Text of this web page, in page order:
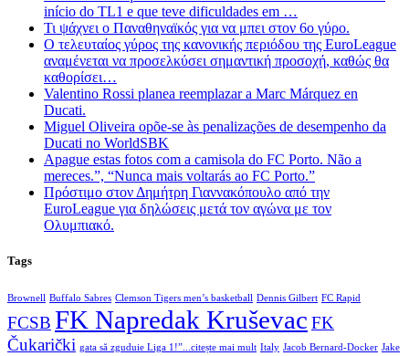
início do TL1 e que teve dificuldades em …
Τι ψάχνει ο Παναθηναϊκός για να μπει στον 6ο γύρο.
Ο τελευταίος γύρος της κανονικής περιόδου της EuroLeague
αναμένεται να προσελκύσει σημαντική προσοχή, καθώς θα
καθορίσει…
Valentino Rossi planea reemplazar a Marc Márquez en
Ducati.
Miguel Oliveira opõe-se às penalizações de desempenho da
Ducati no WorldSBK
Apague estas fotos com a camisola do FC Porto. Não a
mereces.”, “Nunca mais voltarás ao FC Porto.”
Πρόστιμο στον Δημήτρη Γιαννακόπουλο από την
EuroLeague για δηλώσεις μετά τον αγώνα με τον
Ολυμπιακό.
Tags
Brownell Buffalo Sabres Clemson Tigers men’s basketball Dennis Gilbert FC Rapid
FCSB FK Napredak Kruševac FK
Čukarički gata să zguduie Liga 1!”...citește mai mult Italy Jacob Bernard-Docker Jake